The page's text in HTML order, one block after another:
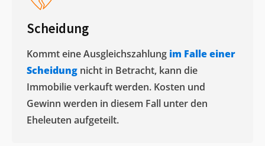
Scheidung
Kommt eine Ausgleichszahlung im Falle einer
Scheidung nicht in Betracht, kann die
Immobilie verkauft werden. Kosten und
Gewinn werden in diesem Fall unter den
Eheleuten aufgeteilt.​